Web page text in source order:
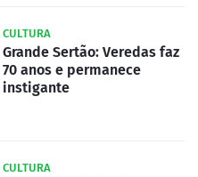
CULTURA
Grande Sertão: Veredas faz
70 anos e permanece
instigante
CULTURA